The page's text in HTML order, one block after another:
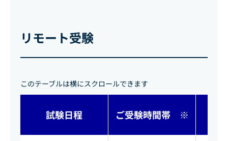
リモート受験
このテーブルは横にスクロールできます
試験日程 ご受験時間帯 ※